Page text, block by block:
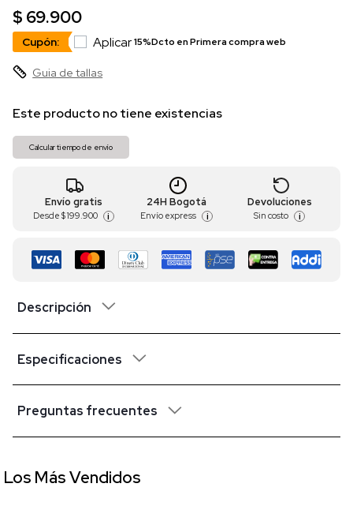
$ 69.900
Cupón: Aplicar15%Dcto en Primera compra web
Guia de tallas
Este producto no tiene existencias
Calcular tiempo de envío
Envío gratis
Desde $ 199.900 i
24H Bogotá
Envío express i
Devoluciones
Sin costo i
Descripción
Especificaciones
Preguntas frecuentes
Los Más Vendidos